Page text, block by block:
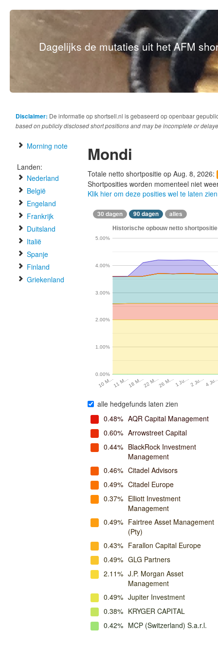
Dagelijks de mutaties uit het AFM
Disclaimer: De informatie op shortsell.nl is gebaseerd op openbaar
based on publicly disclosed short positions and may be incomplete or
Morning note
Landen:
Nederland
België
Engeland
Frankrijk
Duitsland
Italië
Spanje
Finland
Griekenland
Mondi
Totale netto shortpositie op Aug. 8, 2026:
Shortposities worden momenteel niet
Klik hier om deze posities wel te laten zien
30 dagen 90 dagen alles
Historische opbouw netto
10 M…11 M…18 M…22 M…26 M…1 Ju…2 Ju… 4
0.00%
1.00%
2.00%
3.00%
4.00%
5.00%
alle hedgefunds laten zien
0.48% AQR Capital Management
0.60% Arrowstreet Capital
0.44% BlackRock Investment
Management
0.46% Citadel Advisors
0.49% Citadel Europe
0.37% Elliott Investment
Management
0.49% Fairtree Asset Management
(Pty)
0.43% Farallon Capital Europe
0.49% GLG Partners
2.11% J.P. Morgan Asset
Management
0.49% Jupiter Investment
0.38% KRYGER CAPITAL
0.42% MCP (Switzerland) S.a.r.l.